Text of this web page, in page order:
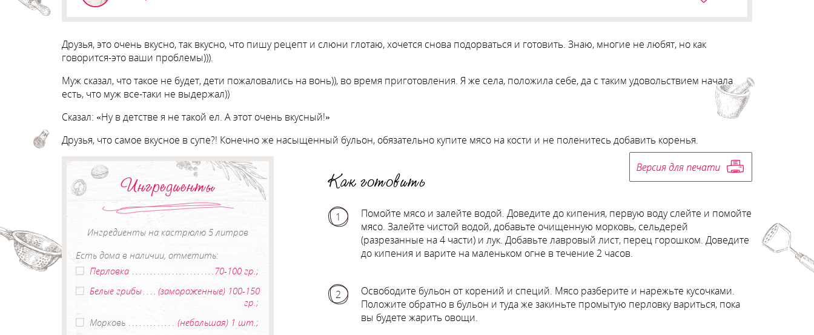
Друзья, это очень вкусно, так вкусно, что пишу рецепт и слюни глотаю, хочется снова подорваться и готовить. Знаю, многие не любят, но как
говорится-это ваши проблемы))).
Муж сказал, что такое не будет, дети пожаловались на вонь)), во время приготовления. Я же села, положила себе, да с таким удовольствием начала
есть, что муж все-таки не выдержал))
Сказал: «Ну в детстве я не такой ел. А этот очень вкусный!»
Друзья, что самое вкусное в супе?! Конечно же насыщенный бульон, обязательно купите мясо на кости и не поленитесь добавить коренья.
Ингредиенты
Ингредиенты на кастрюлю 5 литров
Есть дома в наличии, отметить:
Перловка
70-100 гр.;
Белые грибы
(замороженные) 100-150
гр.;
Морковь
(небольшая) 1 шт.;
Как готовить
1
Помойте мясо и залейте водой. Доведите до кипения, первую воду слейте и помойте
мясо. Залейте чистой водой, добавьте очищенную морковь, сельдерей
(разрезанные на 4 части) и лук. Добавьте лавровый лист, перец горошком. Доведите
до кипения и варите на маленьком огне в течение 2 часов.
2
Освободите бульон от корений и специй. Мясо разберите и нарежьте кусочками.
Положите обратно в бульон и туда же закиньте промытую перловку вариться, пока
вы будете жарить овощи.